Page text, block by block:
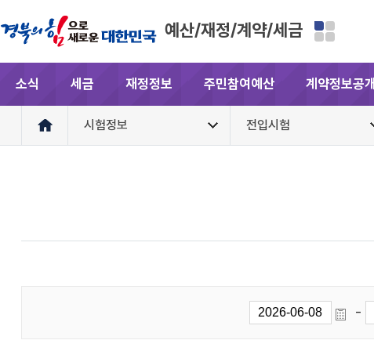
예산/재정/계약/세금
소식 세금 재정정보 주민참여예산 계약정보공개
시험정보 전입시험
-